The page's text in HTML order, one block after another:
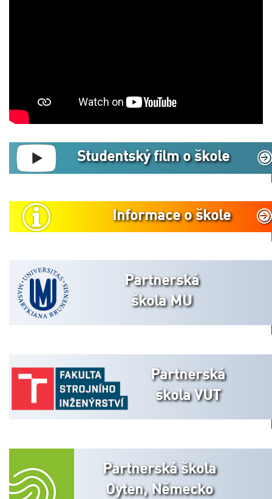
Studentský film o škole
Informace o škole
Partnerská
škola MU
Partnerská
škola VUT
Partnerská škola
Oyten, Německo